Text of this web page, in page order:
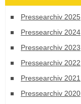
Pressearchiv 2025
Pressearchiv 2024
Pressearchiv 2023
Pressearchiv 2022
Pressearchiv 2021
Pressearchiv 2020